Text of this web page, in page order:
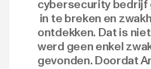
cybersecurity
in te breken en
ontdekken. Dat is
werd geen enkel
gevonden. Doordat